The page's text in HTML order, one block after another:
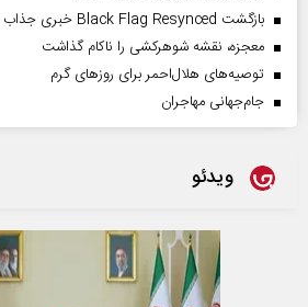
بازگشت Black Flag Resynced خبری جذاب برای دوستداران بازی
معجزه، نقشه شوهرکشی را ناکام گذاشت
توصیه‌های هلال‌احمر برای روز‌های گرم
جام‌جهانی مهاجران
ویدئو